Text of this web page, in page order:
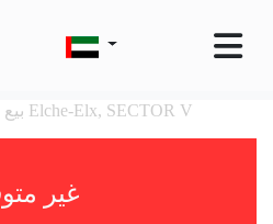
بيع من محل تجاري في Elche-Elx, SECTOR V
غير